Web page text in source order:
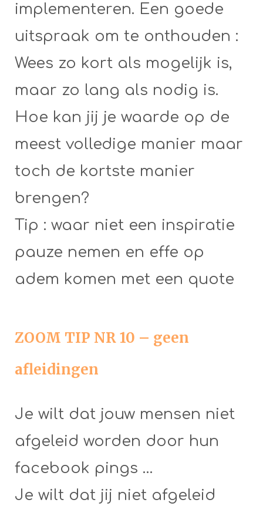
implementeren. Een goede
uitspraak om te onthouden :
Wees zo kort als mogelijk is,
maar zo lang als nodig is.
Hoe kan jij je waarde op de
meest volledige manier maar
toch de kortste manier
brengen?
Tip : waar niet een inspiratie
pauze nemen en effe op
adem komen met een quote
ZOOM TIP NR 10 – geen
afleidingen
Je wilt dat jouw mensen niet
afgeleid worden door hun
facebook pings …
Je wilt dat jij niet afgeleid